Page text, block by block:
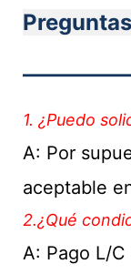
1. ¿Puedo
A: Por
aceptable
2.¿Qué
A: Pago L/